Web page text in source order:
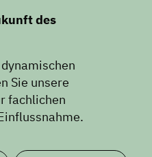
des
Sie unsere
fachlichen